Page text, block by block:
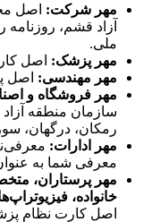
مهر شرکت: اصل
آزاد قشم،
ملی.
مهر پزشک: اصل
مهر مهندسی: اصل
مهر فروشگاه و
سازمان منطقه
رمکان، درگهان،
مهر ادارات:
معرفی شما به
مهر پرستاران،
خانواده،
اصل کارت نظام